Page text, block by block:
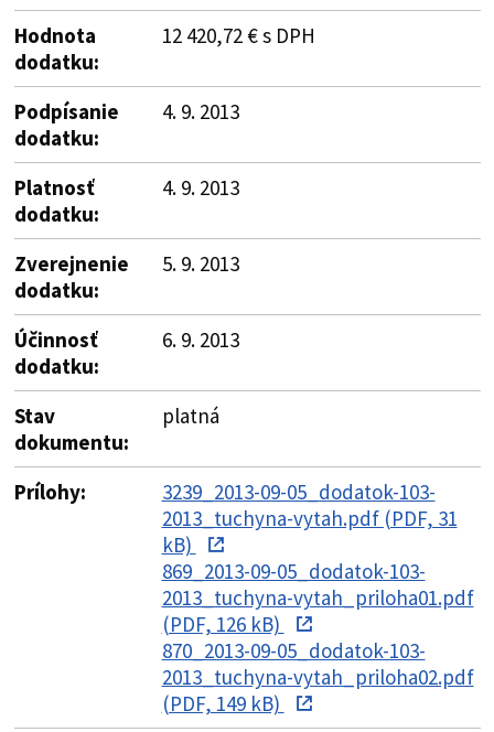
Hodnota
dodatku:
12 420,72 € s DPH
Podpísanie
dodatku:
4. 9. 2013
Platnosť
dodatku:
4. 9. 2013
Zverejnenie
dodatku:
5. 9. 2013
Účinnosť
dodatku:
6. 9. 2013
Stav
dokumentu:
platná
Prílohy:
3239_2013-09-05_dodatok-103-
2013_tuchyna-vytah.pdf (PDF, 31
kB)
869_2013-09-05_dodatok-103-
2013_tuchyna-vytah_priloha01.pdf
(PDF, 126 kB)
870_2013-09-05_dodatok-103-
2013_tuchyna-vytah_priloha02.pdf
(PDF, 149 kB)